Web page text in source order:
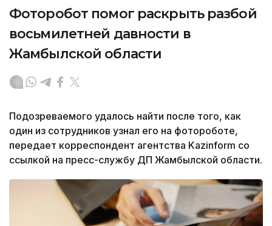
Фоторобот помог раскрыть разбой
восьмилетней давности в
Жамбылской области
Подозреваемого удалось найти после того, как
один из сотрудников узнал его на фотороботе,
передает корреспондент агентства Kazinform со
ссылкой на пресс-службу ДП Жамбылской области.